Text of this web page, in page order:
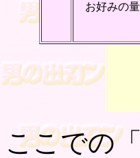
お好みの量
ここでの